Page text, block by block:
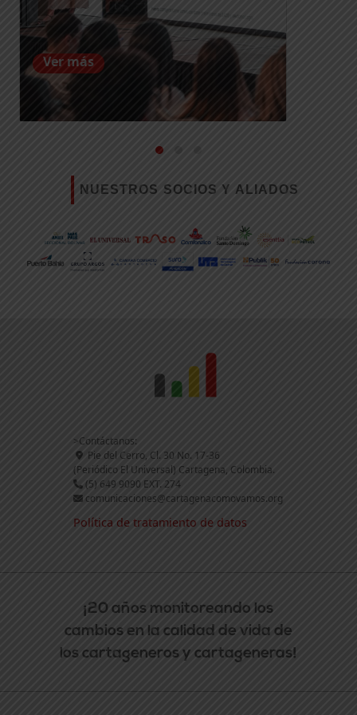
Ver más
NUESTROS SOCIOS Y ALIADOS
>Contáctanos:
Pie del Cerro, Cl. 30 No. 17-36
(Periódico El Universal) Cartagena, Colombia.
(5) 649 9090 EXT. 274
comunicaciones@cartagenacomovamos.org
Política de tratamiento de datos
¡20 años monitoreando los
cambios en la calidad de vida de
los cartageneros y cartageneras!